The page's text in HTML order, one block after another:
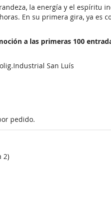
la energía y el espíritu
En su primera gira, ya es
a las primeras 100
San Luís
pedido.
2)